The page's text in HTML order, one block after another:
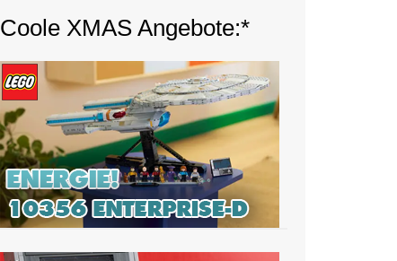
Coole XMAS Angebote:*